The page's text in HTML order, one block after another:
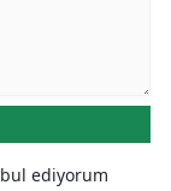
ediyorum